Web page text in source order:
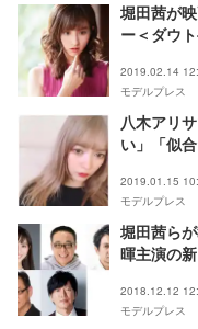
堀田茜が
ー＜ダウ
2019.02.14
モデルプレス
八木アリ
い」「似
2019.01.15
モデルプレス
堀田茜ら
暉主演の
2018.12.12
モデルプレス